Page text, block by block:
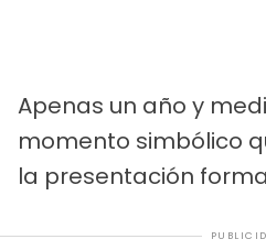
Apenas un año y
momento simbólico
la presentación